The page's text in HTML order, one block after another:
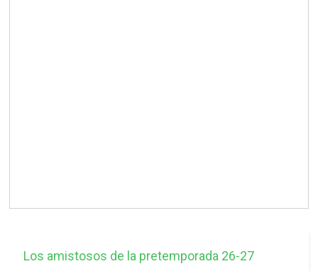
Los amistosos de la pretemporada 26-27